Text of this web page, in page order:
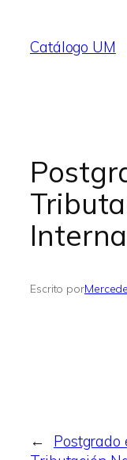
contenido
Catálogo UM
Escrito por
←
Postgrado